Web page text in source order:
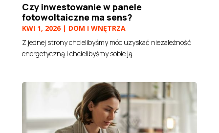
Czy inwestowanie w panele
fotowoltaiczne ma sens?
KWI 1, 2026| DOM I WNĘTRZA
Z jednej strony chcielibyśmy móc uzyskać niezależność
energetyczną i chcielibyśmy sobie ją...